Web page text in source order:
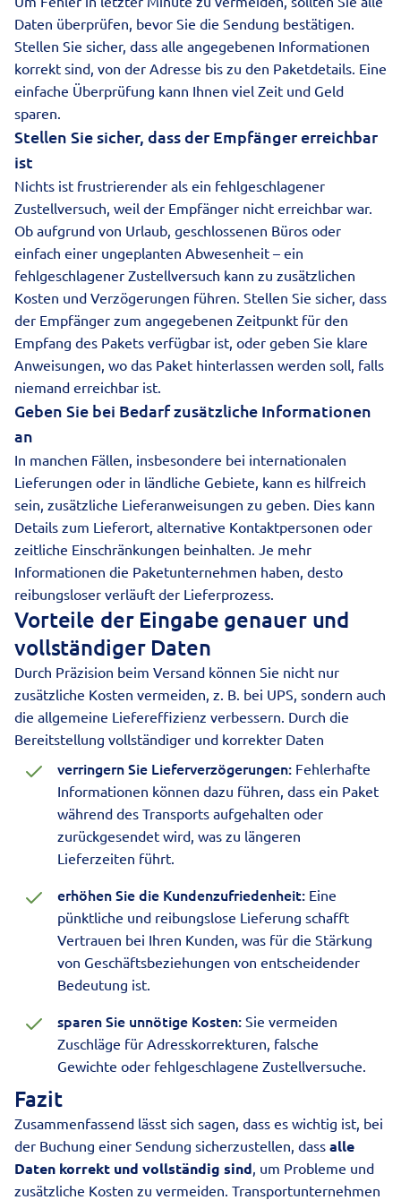
Daten überprüfen, bevor Sie die Sendung bestätigen.
Stellen Sie sicher, dass alle angegebenen Informationen
korrekt sind, von der Adresse bis zu den Paketdetails. Eine
einfache Überprüfung kann Ihnen viel Zeit und Geld
sparen.
Stellen Sie sicher, dass der Empfänger erreichbar
ist
Nichts ist frustrierender als ein fehlgeschlagener
Zustellversuch, weil der Empfänger nicht erreichbar war.
Ob aufgrund von Urlaub, geschlossenen Büros oder
einfach einer ungeplanten Abwesenheit – ein
fehlgeschlagener Zustellversuch kann zu zusätzlichen
Kosten und Verzögerungen führen. Stellen Sie sicher, dass
der Empfänger zum angegebenen Zeitpunkt für den
Empfang des Pakets verfügbar ist, oder geben Sie klare
Anweisungen, wo das Paket hinterlassen werden soll, falls
niemand erreichbar ist.
Geben Sie bei Bedarf zusätzliche Informationen
an
In manchen Fällen, insbesondere bei internationalen
Lieferungen oder in ländliche Gebiete, kann es hilfreich
sein, zusätzliche Lieferanweisungen zu geben. Dies kann
Details zum Lieferort, alternative Kontaktpersonen oder
zeitliche Einschränkungen beinhalten. Je mehr
Informationen die Paketunternehmen haben, desto
reibungsloser verläuft der Lieferprozess.
Vorteile der Eingabe genauer und
vollständiger Daten
Durch Präzision beim Versand können Sie nicht nur
zusätzliche Kosten vermeiden, z. B. bei UPS, sondern auch
die allgemeine Liefereffizienz verbessern. Durch die
Bereitstellung vollständiger und korrekter Daten
verringern Sie Lieferverzögerungen: Fehlerhafte
Informationen können dazu führen, dass ein Paket
während des Transports aufgehalten oder
zurückgesendet wird, was zu längeren
Lieferzeiten führt.
erhöhen Sie die Kundenzufriedenheit: Eine
pünktliche und reibungslose Lieferung schafft
Vertrauen bei Ihren Kunden, was für die Stärkung
von Geschäftsbeziehungen von entscheidender
Bedeutung ist.
sparen Sie unnötige Kosten: Sie vermeiden
Zuschläge für Adresskorrekturen, falsche
Gewichte oder fehlgeschlagene Zustellversuche.
Fazit
Zusammenfassend lässt sich sagen, dass es wichtig ist, bei
der Buchung einer Sendung sicherzustellen, dass alle
Daten korrekt und vollständig sind, um Probleme und
zusätzliche Kosten zu vermeiden. Transportunternehmen